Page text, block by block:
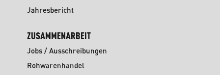
Jahresbericht
ZUSAMMENARBEIT
Jobs / Ausschreibungen
Rohwarenhandel